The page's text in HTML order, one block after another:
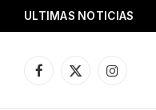
ULTIMAS NOTICIAS
Facebook
X
Instagram